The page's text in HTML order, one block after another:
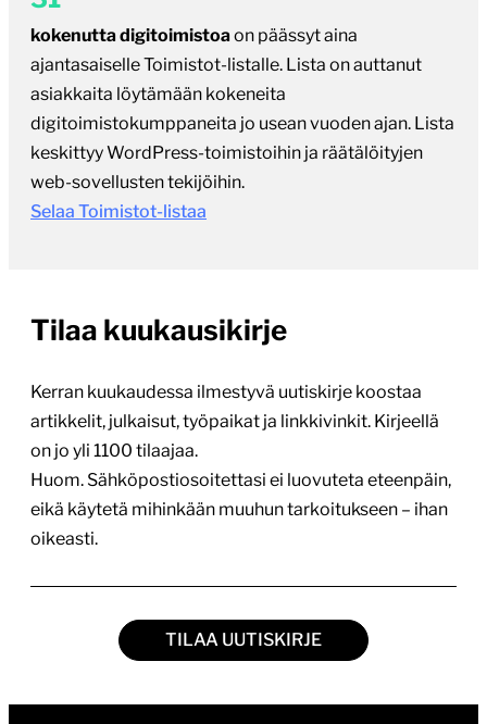
kokenutta digitoimistoaon päässyt aina
ajantasaiselle Toimistot-listalle. Lista on auttanut
asiakkaita löytämään kokeneita
digitoimistokumppaneita jo usean vuoden ajan. Lista
keskittyy WordPress-toimistoihin ja räätälöityjen
web-sovellusten tekijöihin.
Selaa Toimistot-listaa
Tilaa kuukausikirje
Kerran kuukaudessa ilmestyvä uutiskirje koostaa
artikkelit, julkaisut, työpaikat ja linkkivinkit. Kirjeellä
on jo yli 1100 tilaajaa.
Huom. Sähköpostiosoitettasi ei luovuteta eteenpäin,
eikä käytetä mihinkään muuhun tarkoitukseen – ihan
oikeasti.
TILAA UUTISKIRJE